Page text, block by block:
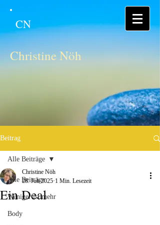
CN
Christine Nöh
Beitrag
Alle Beiträge
Weniger ist mehr
Body
Alle Beiträge
Ein Deal
Christine Nöh
28. Juli 2025 1 Min. Lesezeit